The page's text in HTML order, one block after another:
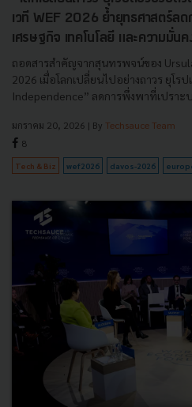
เวที WEF 2026 ย้ำยุทธศาสตร์ลด
เศรษฐกิจ เทคโนโลยี และความมั่นค
ถอดสารสำคัญจากสุนทรพจน์ของ
2026 เมื่อโลกเปลี่ยนไปอย่างถาวร ยุโรป
Independence” ลดการพึ่งพาที่เปราะบ
มกราคม 20, 2026 | By Techsauce Team
8
Tech & Biz wef2026 davos-2026